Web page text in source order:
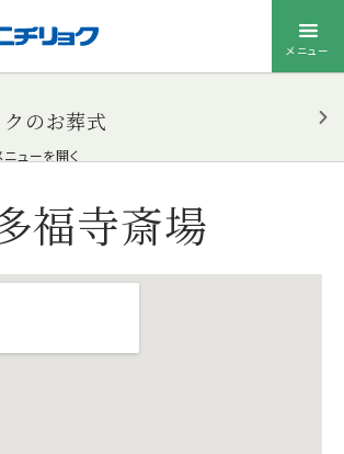
メニュー
のお葬式
ューを開く
福寺斎場